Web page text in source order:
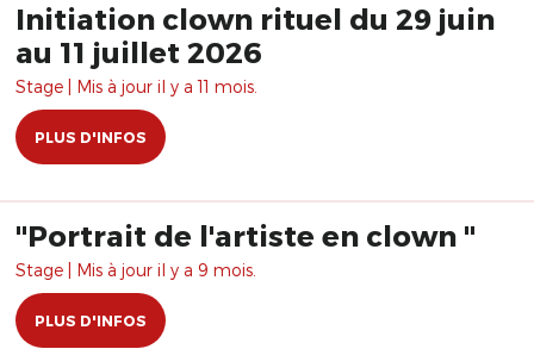
Initiation clown rituel du 29 juin
au 11 juillet 2026
Stage | Mis à jour il y a 11 mois.
PLUS D'INFOS
"Portrait de l'artiste en clown "
Stage | Mis à jour il y a 9 mois.
PLUS D'INFOS